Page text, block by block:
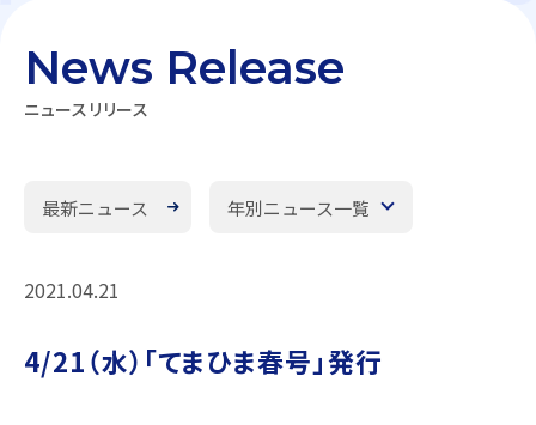
ニュースリリース
News Release
最新ニュース 年別ニュース一覧
2021.04.21
4/21（水）「てまひま春号」発行